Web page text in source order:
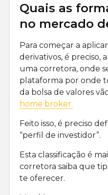
Quais as
no mercado
Para começar a
derivativos, é preciso,
uma corretora, onde
plataforma por onde
da bolsa de valores
home broker.
Feito isso, é preciso
“perfil de investidor”.
Esta classificação é
corretora saiba que
te oferecer.